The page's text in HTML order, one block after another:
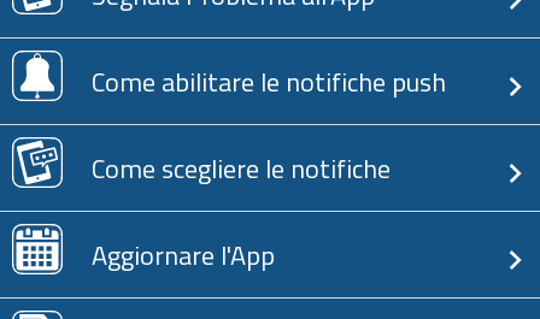
Come abilitare le notifiche push
Come scegliere le notifiche
Aggiornare l'App